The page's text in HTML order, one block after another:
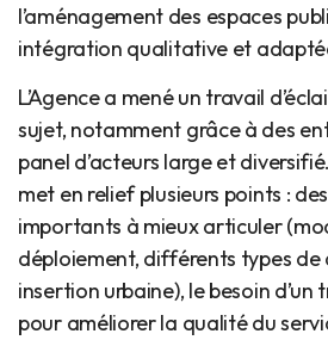
l’aménagement des espaces
intégration qualitative et
L’Agence a mené un travail
sujet, notamment grâce à des
panel d’acteurs large et
met en relief plusieurs points :
importants à mieux articuler
déploiement, différents types de
insertion urbaine), le besoin
pour améliorer la qualité du